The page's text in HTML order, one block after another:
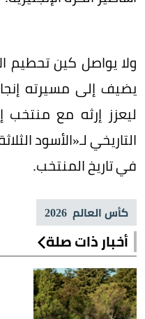
ولا يواصل كين تحطيم
يضيف إلى مسيرته
ليعزز إرثه مع منتخب
التاريخي لـ«الأسود
في تاريخ المنتخب.
كأس العالم 2026
أخبار ذات صلة